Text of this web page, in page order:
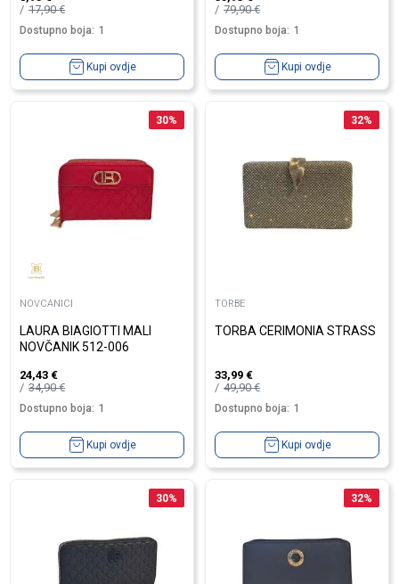
17,90€
Dostupno boja: 1
Kupi ovdje
79,90€
Dostupno boja: 1
Kupi ovdje
30%
NOVCANICI
LAURA BIAGIOTTI MALI
NOVČANIK 512-006
24,43 €
34,90€
Dostupno boja: 1
Kupi ovdje
32%
TORBE
TORBA CERIMONIA STRASS
33,99 €
49,90€
Dostupno boja: 1
Kupi ovdje
30% 32%